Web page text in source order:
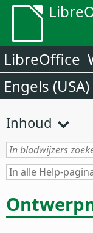
LibreOffice
Engels (USA)
Inhoud